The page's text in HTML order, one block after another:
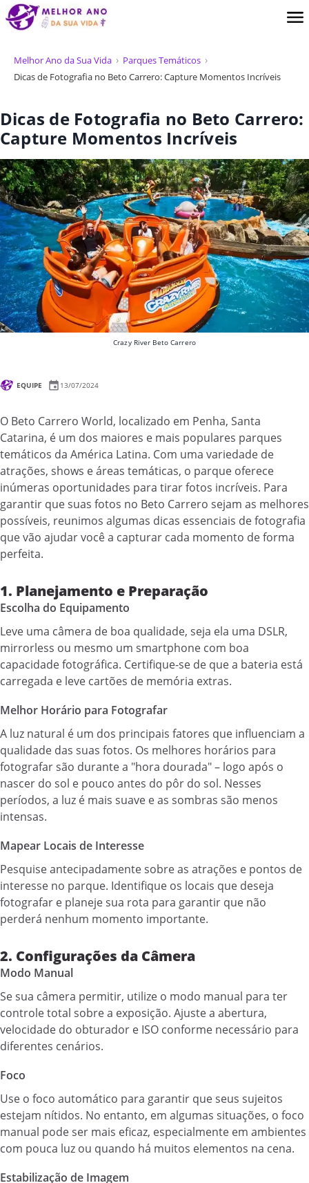
Melhor Ano da Sua Vida
Parques Temáticos
Dicas de Fotografia no Beto Carrero: Capture Momentos Incríveis
Dicas de Fotografia no Beto Carrero:
Capture Momentos Incríveis
Crazy River Beto Carrero
EQUIPE 13/07/2024
O Beto Carrero World, localizado em Penha, Santa
Catarina, é um dos maiores e mais populares parques
temáticos da América Latina. Com uma variedade de
atrações, shows e áreas temáticas, o parque oferece
inúmeras oportunidades para tirar fotos incríveis. Para
garantir que suas fotos no Beto Carrero sejam as melhores
possíveis, reunimos algumas dicas essenciais de fotografia
que vão ajudar você a capturar cada momento de forma
perfeita.
1. Planejamento e Preparação
Escolha do Equipamento
Leve uma câmera de boa qualidade, seja ela uma DSLR,
mirrorless ou mesmo um smartphone com boa
capacidade fotográfica. Certifique-se de que a bateria está
carregada e leve cartões de memória extras.
Melhor Horário para Fotografar
A luz natural é um dos principais fatores que influenciam a
qualidade das suas fotos. Os melhores horários para
fotografar são durante a "hora dourada" – logo após o
nascer do sol e pouco antes do pôr do sol. Nesses
períodos, a luz é mais suave e as sombras são menos
intensas.
Mapear Locais de Interesse
Pesquise antecipadamente sobre as atrações e pontos de
interesse no parque. Identifique os locais que deseja
fotografar e planeje sua rota para garantir que não
perderá nenhum momento importante.
2. Configurações da Câmera
Modo Manual
Se sua câmera permitir, utilize o modo manual para ter
controle total sobre a exposição. Ajuste a abertura,
velocidade do obturador e ISO conforme necessário para
diferentes cenários.
Foco
Use o foco automático para garantir que seus sujeitos
estejam nítidos. No entanto, em algumas situações, o foco
manual pode ser mais eficaz, especialmente em ambientes
com pouca luz ou quando há muitos elementos na cena.
Estabilização de Imagem